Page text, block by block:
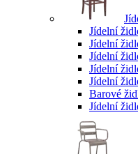
Jídelní
Jídelní
Jídelní
Jídelní
Jídelní
Barové
Jídelní